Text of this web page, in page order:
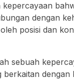
dengan
posisi dan
sebuah
berkaitan dengan